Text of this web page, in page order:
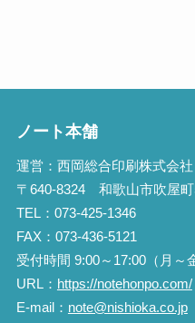
ノート本舗
運営：西岡総合印刷株式会社
〒640-8324 和歌山市吹屋
TEL：073-425-1346
FAX：073-436-5121
受付時間 9:00～17:00（月～
URL： https://notehonpo.com/
E-mail： note@nishioka.co.jp